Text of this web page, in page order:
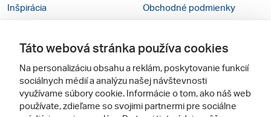
Inšpirácia
Cestovné kancelárie
Zájezdy.cz
Obchodné podmienky
Nastavenie cookies
Mobilná verzia webu
Sledujte nás
Táto webová stránka používa cookies
Na personalizáciu obsahu a reklám, poskytovanie funkcií
sociálnych médií a analýzu našej návštevnosti
využívame súbory cookie. Informácie o tom, ako náš web
používate, zdieľame so svojimi partnermi pre sociálne